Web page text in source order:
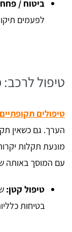
ביטוח /
לפעמים
טיפול
טיפולים
הערך. גם כשאין
מונעת תקלות
עם המוסך באותה
טיפול קטן:
בטיחות